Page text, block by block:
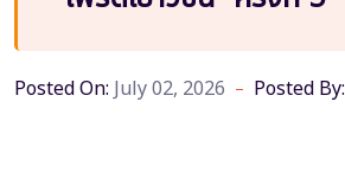
Posted On: July 02, 2026 Posted By: